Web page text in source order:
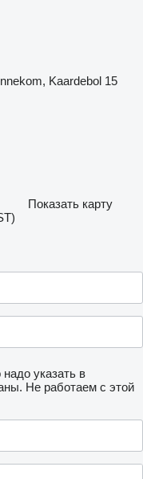
Kaardebol 15
Показать карту
указать в
Не работаем с этой